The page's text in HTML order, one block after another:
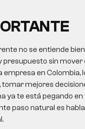
no se entiende
presupuesto sin mover
empresa en Colombia,
tomar mejores
ya te está pegando en
paso natural es